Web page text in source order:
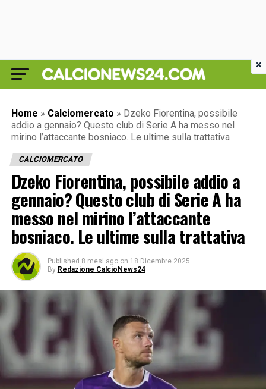
Home » Calciomercato » Dzeko Fiorentina, possibile
addio a gennaio? Questo club di Serie A ha messo nel
mirino l’attaccante bosniaco. Le ultime sulla trattativa
CALCIOMERCATO
Dzeko Fiorentina, possibile addio a
gennaio? Questo club di Serie A ha
messo nel mirino l’attaccante
bosniaco. Le ultime sulla trattativa
Published 8 mesi ago on 18 Dicembre 2025
By Redazione CalcioNews24
×